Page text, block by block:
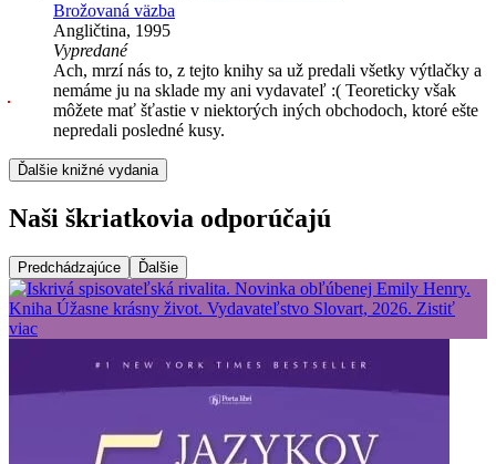
Brožovaná väzba
Angličtina, 1995
Vypredané
Ach, mrzí nás to, z tejto knihy sa už predali všetky výtlačky a
nemáme ju na sklade my ani vydavateľ :( Teoreticky však
môžete mať šťastie v niektorých iných obchodoch, ktoré ešte
nepredali posledné kusy.
Ďalšie knižné vydania
Naši škriatkovia odporúčajú
Predchádzajúce Ďalšie